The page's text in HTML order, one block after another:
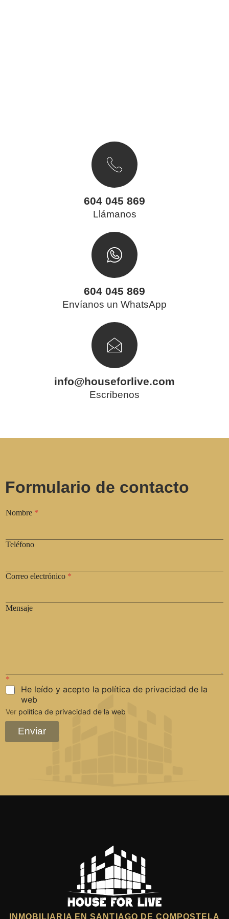
604 045 869
Llámanos
604 045 869
Envíanos un WhatsApp
info@houseforlive.com
Escríbenos
Formulario de contacto
Nombre *
Teléfono
Correo electrónico *
Mensaje
*
He leído y acepto la política de privacidad de la
web
Ver política de privacidad de la web
Enviar
INMOBILIARIA EN SANTIAGO DE COMPOSTELA